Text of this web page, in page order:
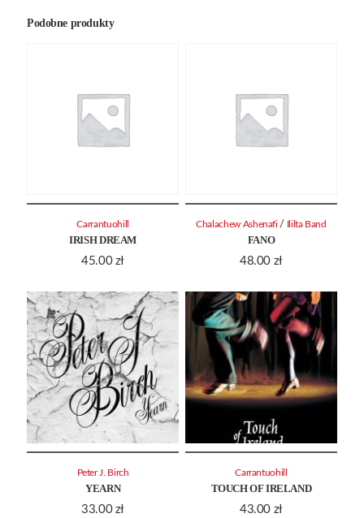
Podobne produkty
IRISH DREAM
45.00 zł
Carrantuohill
FANO
48.00 zł
Chalachew Ashenafi / Ililta Band
YEARN
33.00 zł
Peter J. Birch
TOUCH OF IRELAND
43.00 zł
Carrantuohill